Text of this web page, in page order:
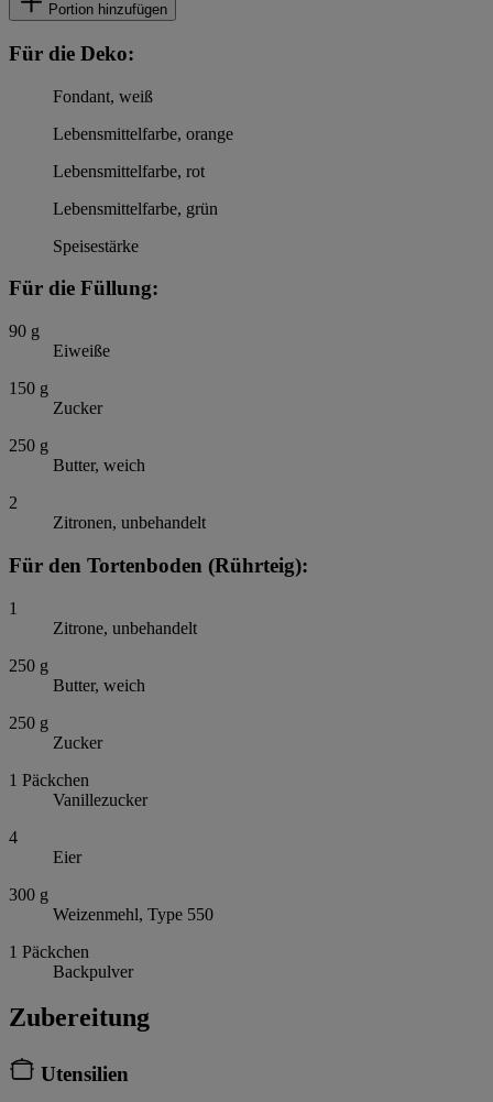
Portion hinzufügen
Für die Deko:
Fondant, weiß
Lebensmittelfarbe, orange
Lebensmittelfarbe, rot
Lebensmittelfarbe, grün
Speisestärke
Für die Füllung:
90 g
Eiweiße
150 g
Zucker
250 g
Butter, weich
2
Zitronen, unbehandelt
Für den Tortenboden (Rührteig):
1
Zitrone, unbehandelt
250 g
Butter, weich
250 g
Zucker
1 Päckchen
Vanillezucker
4
Eier
300 g
Weizenmehl, Type 550
1 Päckchen
Backpulver
Zubereitung
Utensilien